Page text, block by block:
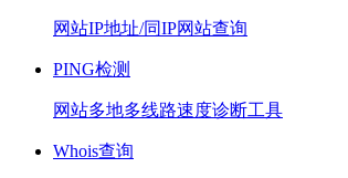
网站IP地址/同IP网站查询
PING检测
网站多地多线路速度诊断工具
Whois查询